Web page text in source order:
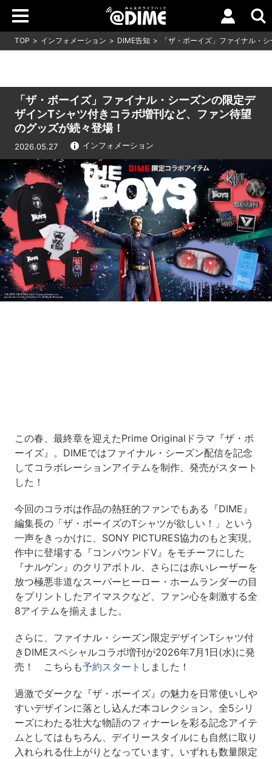
TOP インフォメーション DIME告知 「ザ・ボーイズ」ファイナル・
「ザ・ボーイズ」ファイナル・シーズンの限定デ
ザインTシャツ付きコラボ増刊など、ファン待望
のグッズが続々登場！
2026.05.27 インフォメーション
この春、最終章を迎えたPrime Originalドラマ『ザ・ボ
ーイズ』。DIMEではファイナル・シーズン配信を記念
してコラボレーションアイテムを制作、発売がスタート
した！
今回のコラボは作品の熱狂的ファンでもある『DIME』
編集長の「ザ・ボーイズのTシャツが欲しい！」という
一声をきっかけに、SONY PICTURES協力のもと実現。
作中に登場する『コンパウンドV』をモチーフにした
『ナルゲン』のクリアボトル、さらには赤いレーザーを
放つ極悪非道なスーパーヒーロー・ホームランダーの目
をプリントしたアイマスクなど、ファン心を刺激する全
8アイテムを揃えました。
さらに、ファイナル・シーズン限定デザインTシャツ付
きDIMEスペシャルコラボ増刊が2026年7月1日(水)に発
売！ こちらも予約スタート しました！
過激でダークな『ザ・ボーイズ』の魅力を日常使いしや
すいデザインに落とし込んだ本コレクション。全5シリ
ーズにわたる壮大な物語のフィナーレを彩る記念アイテ
ムとしてはもちろん、デイリースタイルにも自然に取り
入れられる仕上がりとなっています。いずれも数量限定